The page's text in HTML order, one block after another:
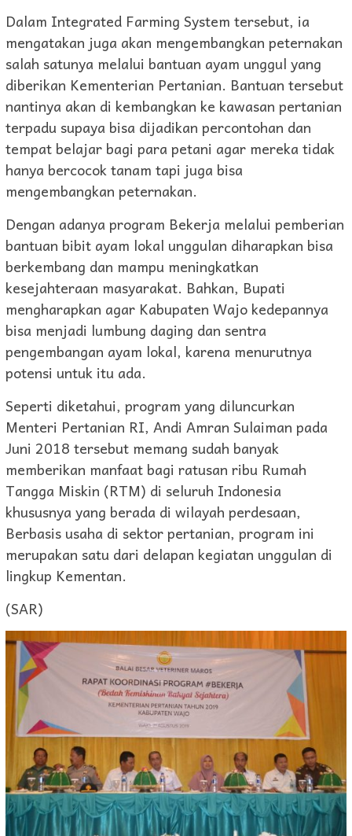
Dalam Integrated Farming System tersebut, ia
mengatakan juga akan mengembangkan peternakan
salah satunya melalui bantuan ayam unggul yang
diberikan Kementerian Pertanian. Bantuan tersebut
nantinya akan di kembangkan ke kawasan pertanian
terpadu supaya bisa dijadikan percontohan dan
tempat belajar bagi para petani agar mereka tidak
hanya bercocok tanam tapi juga bisa
mengembangkan peternakan.
Dengan adanya program Bekerja melalui pemberian
bantuan bibit ayam lokal unggulan diharapkan bisa
berkembang dan mampu meningkatkan
kesejahteraan masyarakat. Bahkan, Bupati
mengharapkan agar Kabupaten Wajo kedepannya
bisa menjadi lumbung daging dan sentra
pengembangan ayam lokal, karena menurutnya
potensi untuk itu ada.
Seperti diketahui, program yang diluncurkan
Menteri Pertanian RI, Andi Amran Sulaiman pada
Juni 2018 tersebut memang sudah banyak
memberikan manfaat bagi ratusan ribu Rumah
Tangga Miskin (RTM) di seluruh Indonesia
khususnya yang berada di wilayah perdesaan,
Berbasis usaha di sektor pertanian, program ini
merupakan satu dari delapan kegiatan unggulan di
lingkup Kementan.
(SAR)